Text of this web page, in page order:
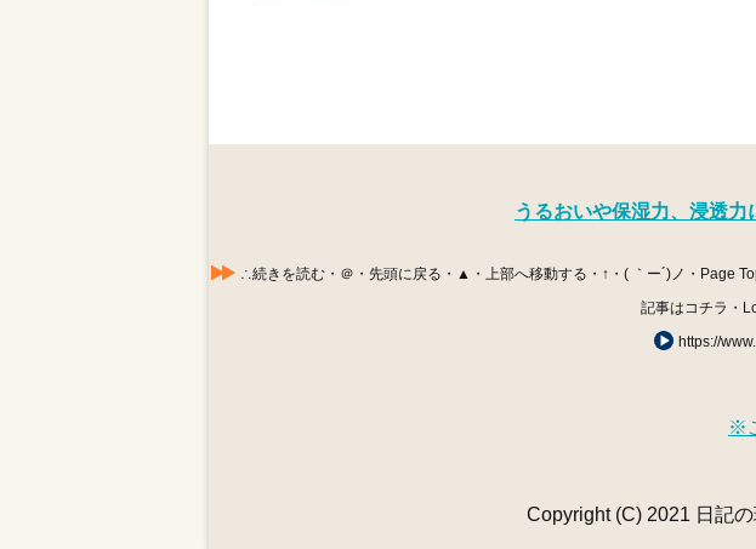
うるおいや保湿力、浸透力
∴続きを読む・＠・先頭に戻る・▲・上部へ移動する・↑・( ｀ー´)ノ・
記事はコチラ・
https://
※
Copyright (C) 2021 日記